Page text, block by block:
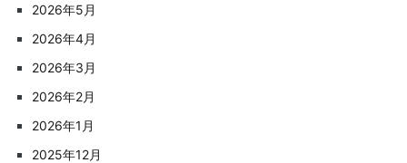
2026年5月
2026年4月
2026年3月
2026年2月
2026年1月
2025年12月